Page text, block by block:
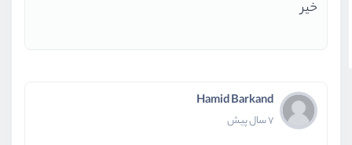
خیر
Hamid Barkand
7 سال پیش